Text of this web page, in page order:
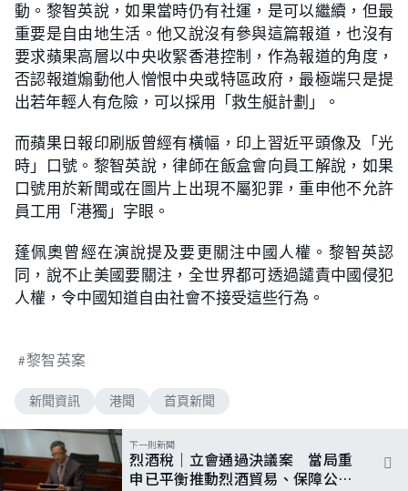
動。黎智英說，如果當時仍有社運，是可以繼續，但最
重要是自由地生活。他又說沒有參與這篇報道，也沒有
要求蘋果高層以中央收緊香港控制，作為報道的角度，
否認報道煽動他人憎恨中央或特區政府，最極端只是提
出若年輕人有危險，可以採用「救生艇計劃」。
而蘋果日報印刷版曾經有橫幅，印上習近平頭像及「光
時」口號。黎智英說，律師在飯盒會向員工解說，如果
口號用於新聞或在圖片上出現不屬犯罪，重申他不允許
員工用「港獨」字眼。
蓬佩奧曾經在演說提及要更關注中國人權。黎智英認
同，說不止美國要關注，全世界都可透過譴責中國侵犯
人權，令中國知道自由社會不接受這些行為。
黎智英案
新聞資訊 港聞 首頁新聞
下一則新聞
烈酒稅｜立會通過決議案 當局重
申已平衡推動烈酒貿易、保障公眾